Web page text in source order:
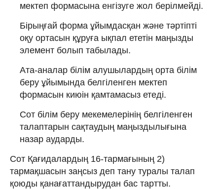
мектеп формасына енгізуге жол берілмейді.
Бірыңғай форма ұйымдасқан және тәртіпті
оқу ортасын құруға ықпал ететін маңызды
элемент болып табылады.
Ата-аналар білім алушылардың орта білім
беру ұйымында белгіленген мектеп
формасын киюін қамтамасыз етеді.
Сот білім беру мекемелерінің белгіленген
талаптарын сақтаудың маңыздылығына
назар аударды.
Сот Қағидалардың 16-тармағының 2)
тармақшасын заңсыз деп тану туралы талап
қоюды қанағаттандырудан бас тартты.